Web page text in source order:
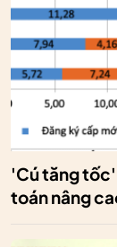
'Cú tăng tốc'
toán nâng